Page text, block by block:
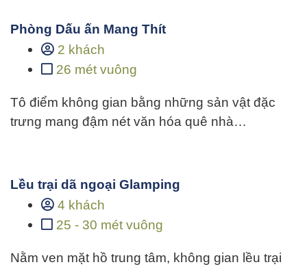
Phòng Dấu ấn Mang Thít
2 khách
26 mét vuông
Tô điểm không gian bằng những sản vật đặc
trưng mang đậm nét văn hóa quê nhà…
Lều trại dã ngoại Glamping
4 khách
25 - 30 mét vuông
Nằm ven mặt hồ trung tâm, không gian lều trại